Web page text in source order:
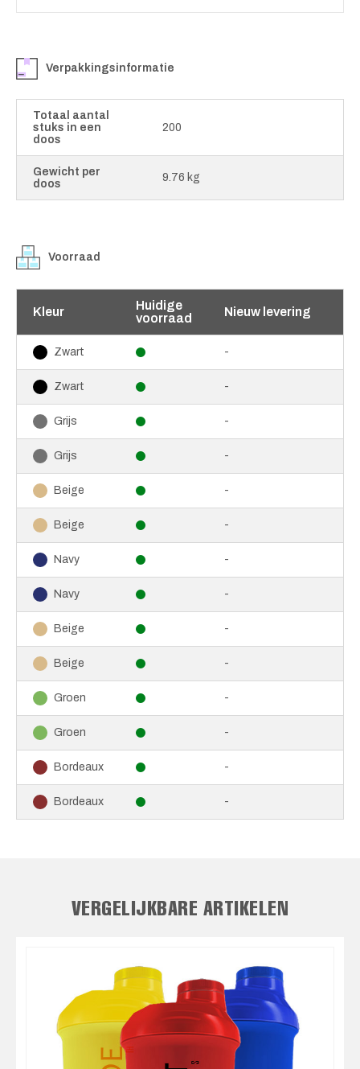
Verpakkingsinformatie
Totaal aantal
stuks in een
doos
200
Gewicht per
doos
9.76 kg
Voorraad
Kleur
Huidige
voorraad
Nieuw levering
Zwart -
Zwart -
Grijs -
Grijs -
Beige -
Beige -
Navy -
Navy -
Beige -
Beige -
Groen -
Groen -
Bordeaux -
Bordeaux -
VERGELIJKBARE ARTIKELEN